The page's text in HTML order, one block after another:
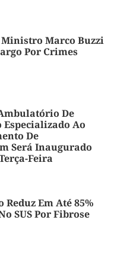
Ministro Marco Buzzi
Por Crimes
De
Ao
De
Será Inaugurado
Feira
Em Até 85%
SUS Por Fibrose